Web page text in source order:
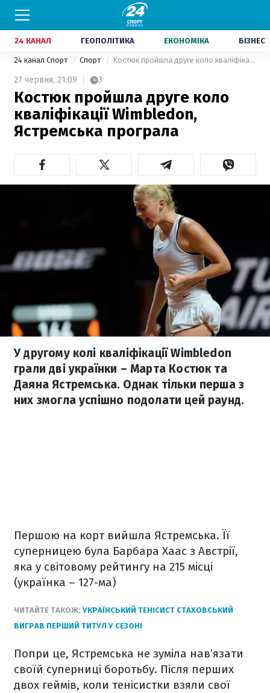
24 КАНАЛ ГЕОПОЛІТИКА ЕКОНОМІКА БІЗНЕС
24 канал Спорт Спорт Костюк пройшла друге коло кваліфікації Wimbledon, Ястремська програла
27 червня, 21:09 3
Костюк пройшла друге коло
кваліфікації Wimbledon,
Ястремська програла
У другому колі кваліфікації Wimbledon
грали дві українки – Марта Костюк та
Даяна Ястремська. Однак тільки перша з
них змогла успішно подолати цей раунд.
Першою на корт вийшла Ястремська. Її
суперницею була Барбара Хаас з Австрії,
яка у світовому рейтингу на 215 місці
(українка – 127-ма)
ЧИТАЙТЕ ТАКОЖ: УКРАЇНСЬКИЙ ТЕНІСИСТ СТАХОВСЬКИЙ
ВИГРАВ ПЕРШИЙ ТИТУЛ У СЕЗОНІ
Попри це, Ястремська не зуміла нав’язати
своїй суперниці боротьбу. Після перших
двох геймів, коли тенісистки взяли свої